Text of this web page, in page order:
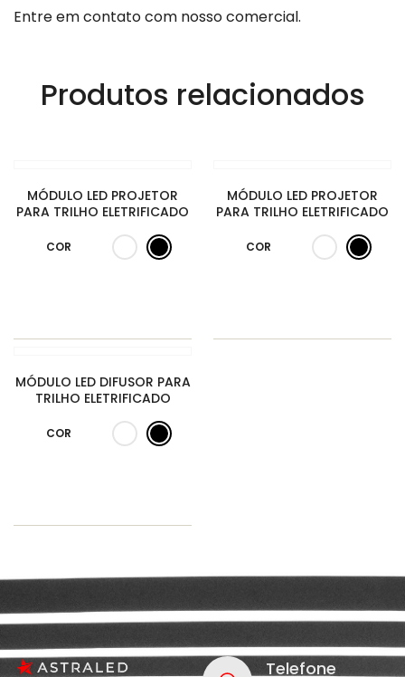
Entre em contato com nosso comercial.
Produtos relacionados
MÓDULO LED PROJETOR
PARA TRILHO ELETRIFICADO
COR
MÓDULO LED PROJETOR
PARA TRILHO ELETRIFICADO
COR
MÓDULO LED DIFUSOR PARA
TRILHO ELETRIFICADO
COR
Telefone